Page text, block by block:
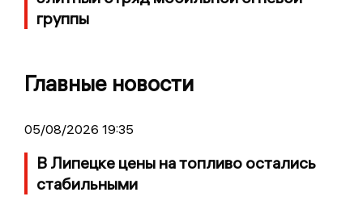
группы
Главные новости
05/08/2026 19:35
В Липецке цены на топливо остались
стабильными